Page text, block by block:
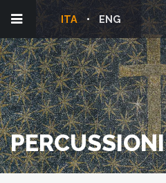
ENG
ITA